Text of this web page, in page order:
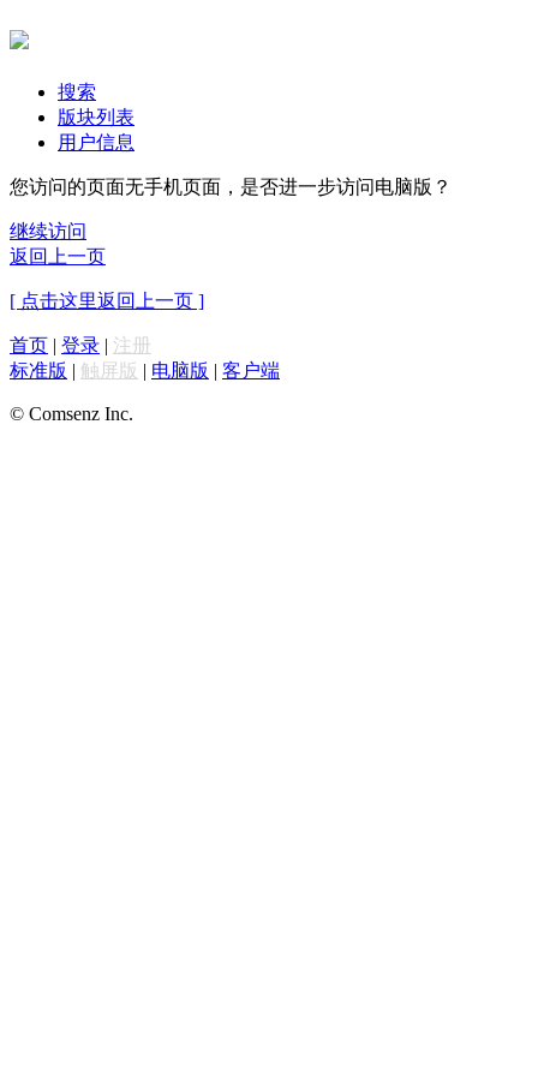
搜索
版块列表
用户信息
您访问的页面无手机页面，是否进一步访问电脑版？
继续访问
返回上一页
[ 点击这里返回上一页 ]
首页 | 登录 | 注册
标准版 | 触屏版 | 电脑版 | 客户端
© Comsenz Inc.